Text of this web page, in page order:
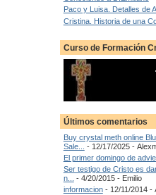
Paco y Luisa. Detalles de
Cristina. Historia de una
Curso de Formación
Últimos comentarios
Buy crystal meth online
Sale...
- 12/17/2025-
El primer domingo de
Ser testigo de Cristo es
n...
- 4/20/2015- Emilio
informacion- 12/11/2014-